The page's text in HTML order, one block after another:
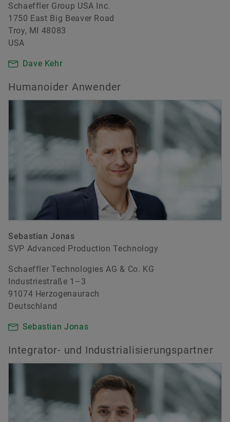
Schaeffler Group USA Inc.
1750 East Big Beaver Road
Troy, MI 48083
USA
Dave Kehr
Humanoider Anwender
Sebastian Jonas
SVP Advanced Production Technology
Schaeffler Technologies AG & Co. KG
Industriestraße 1–3
91074 Herzogenaurach
Deutschland
Sebastian Jonas
Integrator- und Industrialisierungspartner